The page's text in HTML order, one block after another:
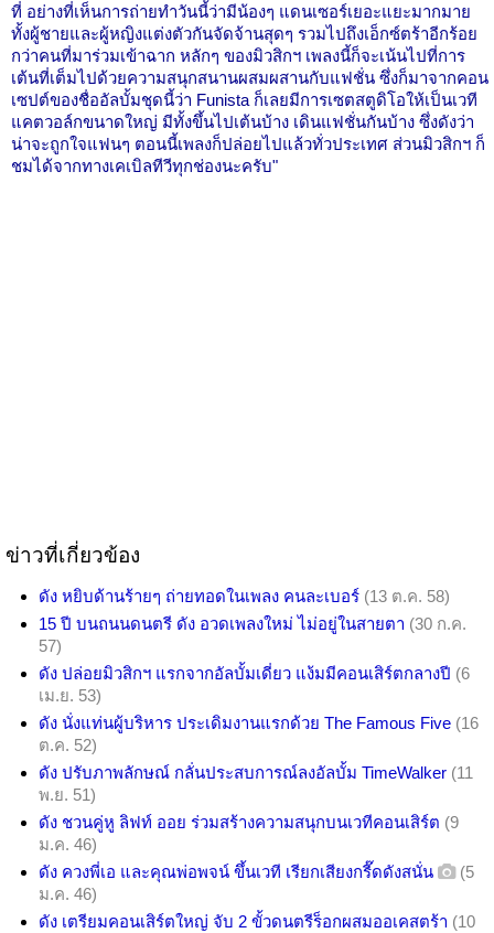
ที่ อย่างที่เห็นการถ่ายทำวันนี้ว่ามีน้องๆ แดนเซอร์เยอะแยะมากมาย
ทั้งผู้ชายและผู้หญิงแต่งตัวกันจัดจ้านสุดๆ รวมไปถึงเอ็กซ์ตร้าอีกร้อย
กว่าคนที่มาร่วมเข้าฉาก หลักๆ ของมิวสิกฯ เพลงนี้ก็จะเน้นไปที่การ
เต้นที่เต็มไปด้วยความสนุกสนานผสมผสานกับแฟชั่น ซึ่งก็มาจากคอน
เซปต์ของชื่ออัลบั้มชุดนี้ว่า Funista ก็เลยมีการเซตสตูดิโอให้เป็นเวที
แคตวอล์กขนาดใหญ่ มีทั้งขึ้นไปเต้นบ้าง เดินแฟชั่นกันบ้าง ซึ่งดังว่า
น่าจะถูกใจแฟนๆ ตอนนี้เพลงก็ปล่อยไปแล้วทั่วประเทศ ส่วนมิวสิกฯ ก็
ชมได้จากทางเคเบิลทีวีทุกช่องนะครับ"
ข่าวที่เกี่ยวข้อง
ดัง หยิบด้านร้ายๆ ถ่ายทอดในเพลง คนละเบอร์ (13 ต.ค. 58)
15 ปี บนถนนดนตรี ดัง อวดเพลงใหม่ ไม่อยู่ในสายตา (30 ก.ค.
57)
ดัง ปล่อยมิวสิกฯ แรกจากอัลบั้มเดี่ยว แง้มมีคอนเสิร์ตกลางปี (6
เม.ย. 53)
ดัง นั่งแท่นผู้บริหาร ประเดิมงานแรกด้วย The Famous Five (16
ต.ค. 52)
ดัง ปรับภาพลักษณ์ กลั่นประสบการณ์ลงอัลบั้ม TimeWalker (11
พ.ย. 51)
ดัง ชวนคู่หู ลิฟท์ ออย ร่วมสร้างความสนุกบนเวทีคอนเสิร์ต (9
ม.ค. 46)
ดัง ควงพี่เอ และคุณพ่อพจน์ ขึ้นเวที เรียกเสียงกรี๊ดดังสนั่น
(5
ม.ค. 46)
ดัง เตรียมคอนเสิร์ตใหญ่ จับ 2 ขั้วดนตรีร็อกผสมออเคสตร้า (10